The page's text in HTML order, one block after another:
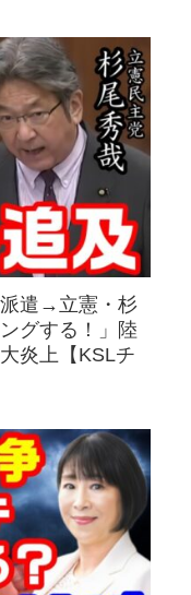
派遣→立憲・杉
グする！」陸
炎上【KSLチ